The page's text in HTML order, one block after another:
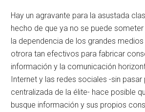
Hay un agravante para la asustada
hecho de que ya no se puede
la dependencia de los grandes
otrora tan efectivos para fabricar
información y la comunicación
Internet y las redes sociales -sin pasar
centralizada de la élite- hace posible
busque información y sus propios